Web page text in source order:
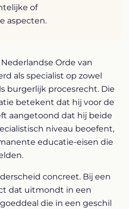
of
aspecten.
Orde van
als specialist op zowel
burgerlijk procesrecht. Die
betekent dat hij voor de
aangetoond dat hij beide
niveau beoefent,
educatie-eisen die
concreet. Bij een
dat uitmondt in een
die in een geschil